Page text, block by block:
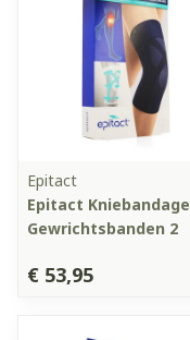
Epitact
Epitact Kniebandage
Gewrichtsbanden 2
€ 53,95